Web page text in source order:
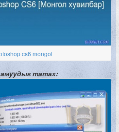
cs6 mongol
татах: